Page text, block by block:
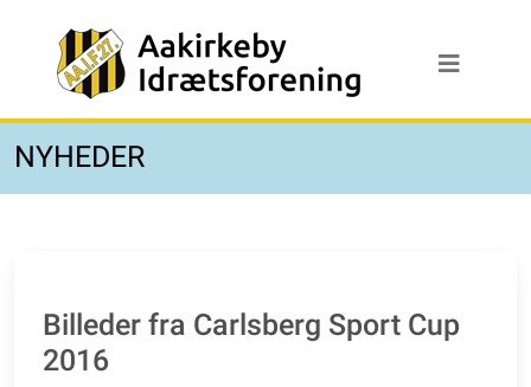
NYHEDER
Billeder fra Carlsberg Sport Cup
2016